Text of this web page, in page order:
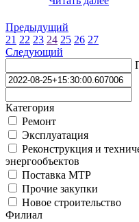
Предыдущий
21 22 23 24 25 26 27
Следующий
Категория
Ремонт
Эксплуатация
Реконструкция и
энергообъектов
Поставка МТР
Прочие закупки
Новое строительство
Филиал